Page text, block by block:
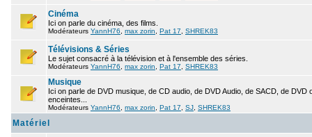
Cinéma
Ici on parle du cinéma, des films.
Modérateurs YannH76 max zorin Pat 17 SHREK83
Télévisions & Séries
Le sujet consacré à la télévision et à l'ensemble des séries.
Modérateurs YannH76 max zorin Pat 17 SHREK83
Musique
Ici on parle de DVD musique, de CD audio, de DVD Audio, de SACD, de
enceintes...
Modérateurs YannH76 max zorin Pat 17 SJ SHREK83
Matériel